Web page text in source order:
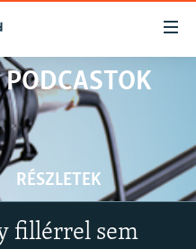
RÉSZLETEK
fillérrel sem